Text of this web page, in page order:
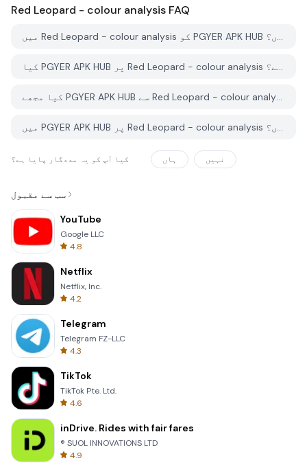
Red Leopard - colour analysis FAQ
میں Red Leopard - colour analysis کو PGYER APK HUB سے کیسے ڈاؤن لوڈ کروں؟
کیا PGYER APK HUB پر Red Leopard - colour analysis کو مفت ڈاؤن لوڈ کرنے کی اجازت ہے؟
کیا مجھے PGYER APK HUB سے Red Leopard - colour analysis ڈاؤن لوڈ کرنے کے لئے اکاؤنٹ کی ضرورت ہے؟
میں PGYER APK HUB پر Red Leopard - colour analysis کے ساتھ کوئی مسئلہ کیسے رپورٹ کرسکتا ہوں؟
کیا آپ کو یہ مددگار پایا ہے؟ ہاں نہیں
سب سے مقبول
YouTube
Google LLC
4.8
Netflix
Netflix, Inc.
4.2
Telegram
Telegram FZ-LLC
4.3
TikTok
TikTok Pte. Ltd.
4.6
inDrive. Rides with fair fares
® SUOL INNOVATIONS LTD
4.9